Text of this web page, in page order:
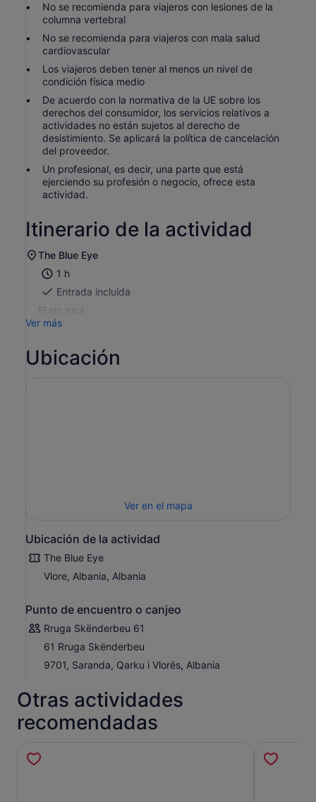
No se recomienda para viajeros con lesiones de la
columna vertebral
No se recomienda para viajeros con mala salud
cardiovascular
Los viajeros deben tener al menos un nivel de
condición física medio
De acuerdo con la normativa de la UE sobre los
derechos del consumidor, los servicios relativos a
actividades no están sujetos al derecho de
desistimiento. Se aplicará la política de cancelación
del proveedor.
Un profesional, es decir, una parte que está
ejerciendo su profesión o negocio, ofrece esta
actividad.
Itinerario de la actividad
The Blue Eye
1 h
Entrada incluida
El ojo azul
Ver más
Ubicación
Ver en el mapa
Ubicación de la actividad
The Blue Eye
Vlore, Albania, Albania
Punto de encuentro o canjeo
Rruga Skënderbeu 61
61 Rruga Skënderbeu
9701, Saranda, Qarku i Vlorës, Albania
Otras actividades
recomendadas